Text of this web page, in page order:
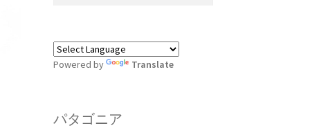
Powered by Translate
パタゴニア